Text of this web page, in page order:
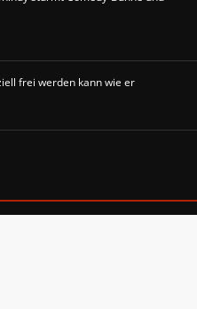
frei werden kann wie er